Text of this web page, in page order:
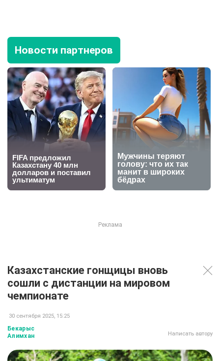
Новости партнеров
Казахстанские гонщицы вновь
сошли с дистанции на мировом
чемпионате
30 сентября 2025, 15:25
Бекарыс
Алимхан
Написать автору